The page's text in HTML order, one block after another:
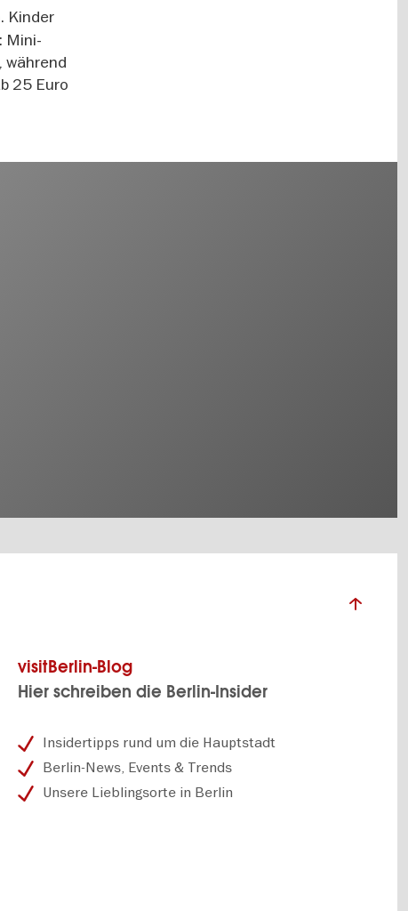
Kinder
Mini-
während
25 Euro
visitBerlin-Blog
Hier schreiben die Berlin-Insider
Insidertipps rund um die Hauptstadt
Berlin-News, Events & Trends
Unsere Lieblingsorte in Berlin